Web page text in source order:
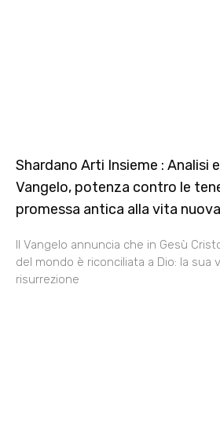
Shardano Arti Insieme : Analisi
Vangelo, potenza contro le
promessa antica alla vita nuova
Il Vangelo annuncia che in Gesù
del mondo è riconciliata a Dio: la sua
risurrezione